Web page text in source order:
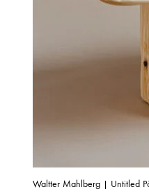
Waltter Mahlberg | Untitled